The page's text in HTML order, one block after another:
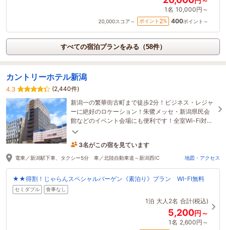
1名 10,000円～
20,000スコア～ ポイント 2% 400ポイント～
すべての宿泊プランをみる（58件）
カントリーホテル新潟
4.3
(2,440件)
新潟一の繁華街古町まで徒歩2分！ビジネス・レジャ
ーに絶好のロケーション！朱鷺メッセ・新潟県民会
館などのイベント会場にも便利です！全室Wi-Fi対
応！
3名がこの宿を見ています
1時間前に予約されました
電車／新潟駅下車、タクシー5分 車／北陸自動車道～新潟西IC 地図・アクセス
★★得割！じゃらんスペシャルバーゲン《素泊り》プラン WI-FI無料
セミダブル 食事なし
1泊 大人2名 合計(税込)
5,200円～
1名 2,600円～